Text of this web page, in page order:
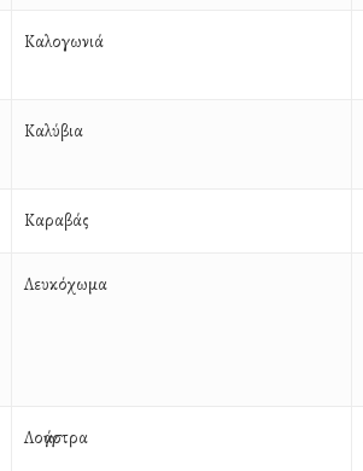
Καλογωνιά
Καλύβια
Καραβάς
Λευκόχωμα
Λογγάστρα